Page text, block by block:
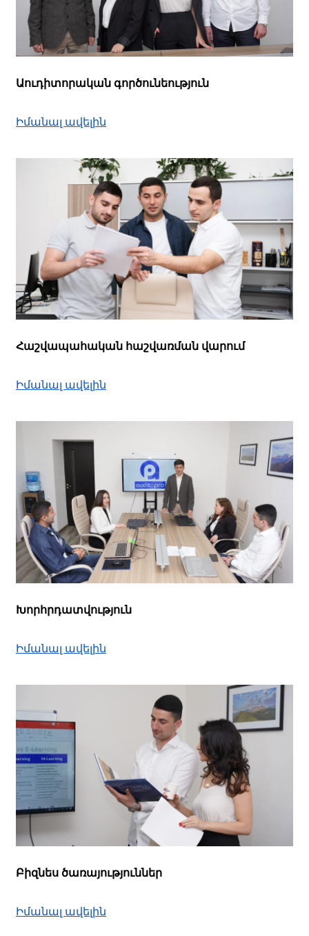
Աուդիտորական գործունեություն
Իմանալ ավելին
Հաշվապահական հաշվառման վարում
Իմանալ ավելին
Խորհրդատվություն
Իմանալ ավելին
Բիզնես ծառայություններ
Իմանալ ավելին